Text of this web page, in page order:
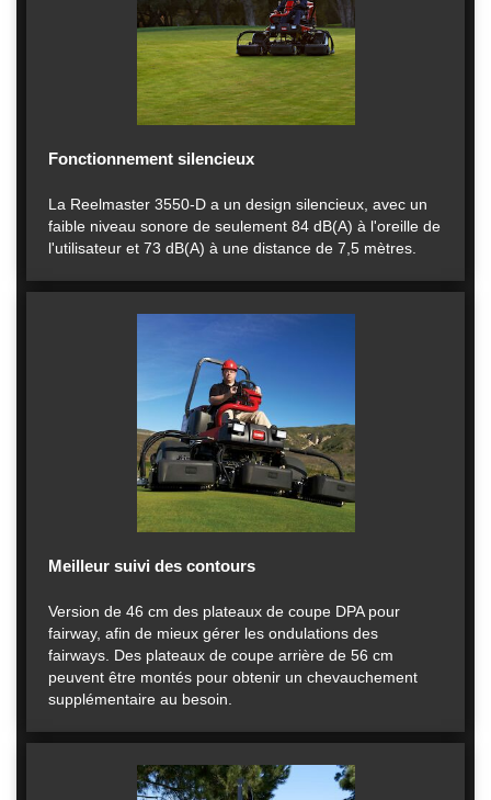
Fonctionnement silencieux
La Reelmaster 3550-D a un design silencieux, avec un
faible niveau sonore de seulement 84 dB(A) à l'oreille de
l'utilisateur et 73 dB(A) à une distance de 7,5 mètres.
Meilleur suivi des contours
Version de 46 cm des plateaux de coupe DPA pour
fairway, afin de mieux gérer les ondulations des
fairways. Des plateaux de coupe arrière de 56 cm
peuvent être montés pour obtenir un chevauchement
supplémentaire au besoin.